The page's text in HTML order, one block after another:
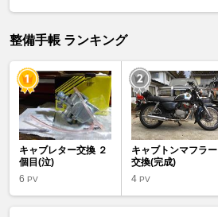
整備手帳 ランキング
キャブレター交換 ２
個目(泣)
6 PV
キャブトンマフラー
交換(完成)
4PV